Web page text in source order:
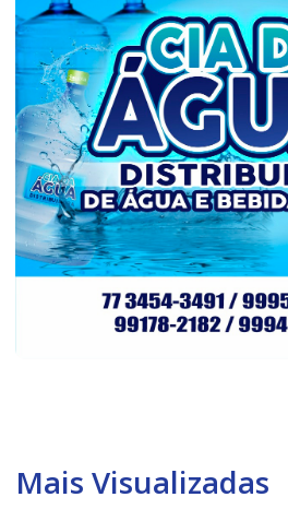
Mais Visualizadas